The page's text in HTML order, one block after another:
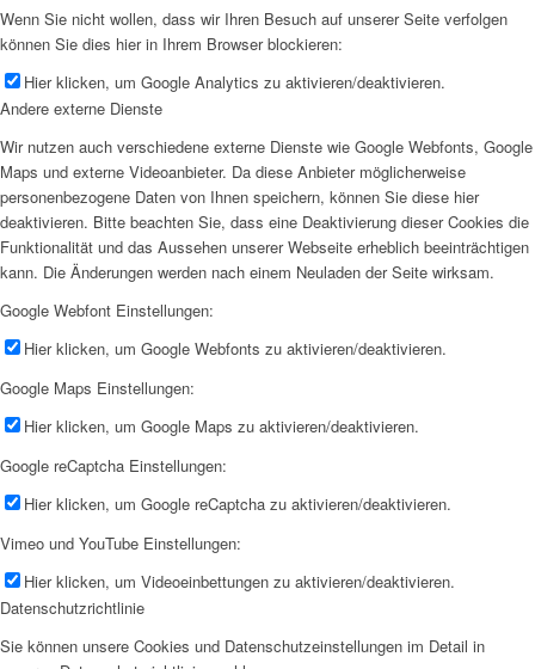
Wenn Sie nicht wollen, dass wir Ihren Besuch auf unserer Seite verfolgen
können Sie dies hier in Ihrem Browser blockieren:
Hier klicken, um Google Analytics zu aktivieren/deaktivieren.
Andere externe Dienste
Wir nutzen auch verschiedene externe Dienste wie Google Webfonts, Google
Maps und externe Videoanbieter. Da diese Anbieter möglicherweise
personenbezogene Daten von Ihnen speichern, können Sie diese hier
deaktivieren. Bitte beachten Sie, dass eine Deaktivierung dieser Cookies die
Funktionalität und das Aussehen unserer Webseite erheblich beeinträchtigen
kann. Die Änderungen werden nach einem Neuladen der Seite wirksam.
Google Webfont Einstellungen:
Hier klicken, um Google Webfonts zu aktivieren/deaktivieren.
Google Maps Einstellungen:
Hier klicken, um Google Maps zu aktivieren/deaktivieren.
Google reCaptcha Einstellungen:
Hier klicken, um Google reCaptcha zu aktivieren/deaktivieren.
Vimeo und YouTube Einstellungen:
Hier klicken, um Videoeinbettungen zu aktivieren/deaktivieren.
Datenschutzrichtlinie
Sie können unsere Cookies und Datenschutzeinstellungen im Detail in